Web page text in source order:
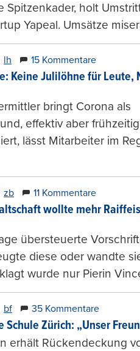
Spitzenkader, holt
Yapeal. Umsätze
lh 15 Kommentare
Keine Julilöhne für Leute,
bringt Corona als
effektiv aber
lässt Mitarbeiter im
zb 11 Kommentare
wollte mehr
übersteuerte
diese oder wandte
wurde nur Pierin
bf 35 Kommentare
Schule Zürich: „Unser
erhält Rückendeckung